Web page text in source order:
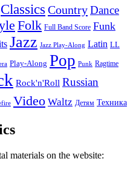
Classics CountryDance
Folk Full Band Score Funk
Jazz Jazz Play-Along Latin LL
Play-Along Pop Punk Ragtime
Rock'n'Roll Russian
Video Waltz Детям Техника
materials on the website: